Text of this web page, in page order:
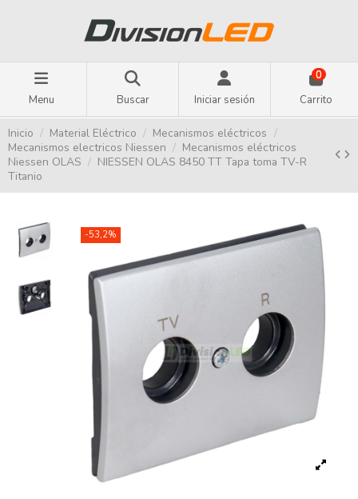
Menu Buscar Iniciar sesión
0
Carrito
Inicio Material Eléctrico
Mecanismos eléctricos
Mecanismos electricos Niessen
Mecanismos eléctricos
Niessen OLAS
NIESSEN OLAS 8450 TT Tapa toma TV-R
Titanio
-53,2%